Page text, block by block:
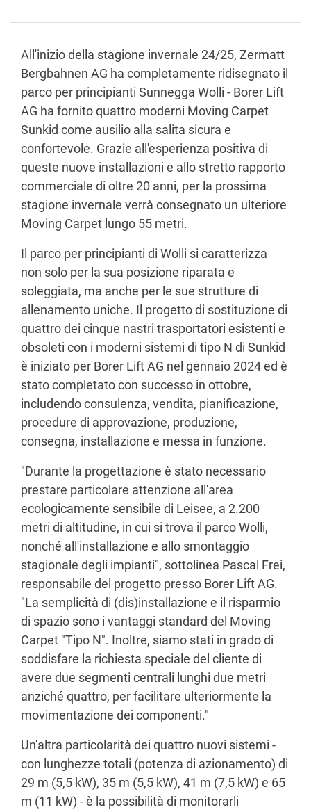
All'inizio della stagione invernale 24/25, Zermatt
Bergbahnen AG ha completamente ridisegnato il
parco per principianti Sunnegga Wolli - Borer Lift
AG ha fornito quattro moderni Moving Carpet
Sunkid come ausilio alla salita sicura e
confortevole. Grazie all'esperienza positiva di
queste nuove installazioni e allo stretto rapporto
commerciale di oltre 20 anni, per la prossima
stagione invernale verrà consegnato un ulteriore
Moving Carpet lungo 55 metri.
Il parco per principianti di Wolli si caratterizza
non solo per la sua posizione riparata e
soleggiata, ma anche per le sue strutture di
allenamento uniche. Il progetto di sostituzione di
quattro dei cinque nastri trasportatori esistenti e
obsoleti con i moderni sistemi di tipo N di Sunkid
è iniziato per Borer Lift AG nel gennaio 2024 ed è
stato completato con successo in ottobre,
includendo consulenza, vendita, pianificazione,
procedure di approvazione, produzione,
consegna, installazione e messa in funzione.
"Durante la progettazione è stato necessario
prestare particolare attenzione all'area
ecologicamente sensibile di Leisee, a 2.200
metri di altitudine, in cui si trova il parco Wolli,
nonché all'installazione e allo smontaggio
stagionale degli impianti", sottolinea Pascal Frei,
responsabile del progetto presso Borer Lift AG.
"La semplicità di (dis)installazione e il risparmio
di spazio sono i vantaggi standard del Moving
Carpet "Tipo N". Inoltre, siamo stati in grado di
soddisfare la richiesta speciale del cliente di
avere due segmenti centrali lunghi due metri
anziché quattro, per facilitare ulteriormente la
movimentazione dei componenti."
Un'altra particolarità dei quattro nuovi sistemi -
con lunghezze totali (potenza di azionamento) di
29 m (5,5 kW), 35 m (5,5 kW), 41 m (7,5 kW) e 65
m (11 kW) - è la possibilità di monitorarli